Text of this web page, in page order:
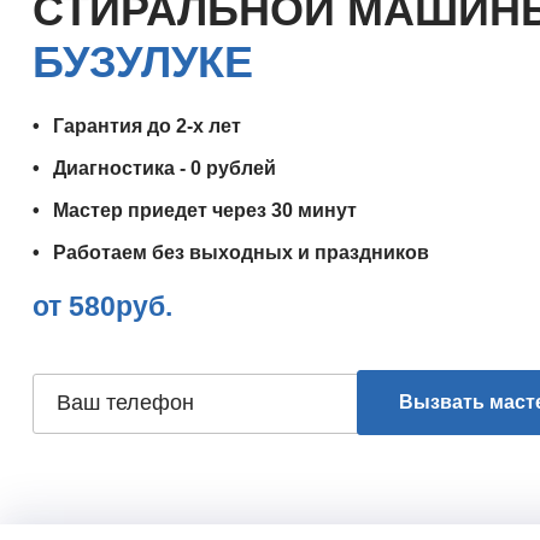
СТИРАЛЬНОЙ
БУЗУЛУКЕ
Гарантия до 2-х лет
Диагностика - 0 рублей
Мастер приедет через 30 минут
Работаем без выходных и праздников
от 580руб.